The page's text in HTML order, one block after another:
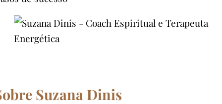
Suzana Dinis